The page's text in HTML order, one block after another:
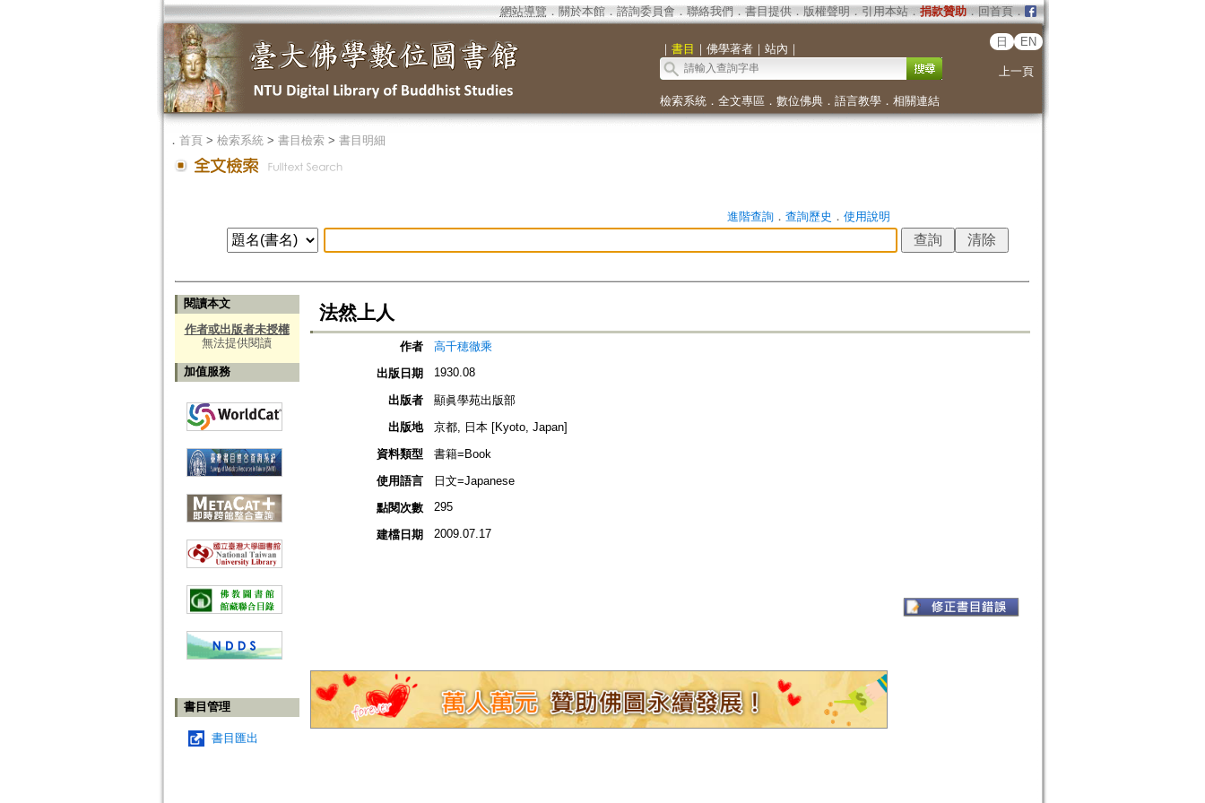
網站導覽 ． 關於本館． 諮詢委員會． 聯絡我們 ． 書目提供． 版權聲明 ． 引用本站． 捐款贊助．回首頁．
｜ 書目 ｜ 佛學著者｜ 站內 ｜
日 EN
上一頁
檢索系統． 全文專區 ． 數位佛典． 語言教學． 相關連結
． 首頁> 檢索系統> 書目檢索> 書目明細
進階查詢． 查詢歷史 ． 使用說明
閱讀本文
作者或出版者未授權
無法提供閱讀
加值服務
書目管理
書目匯出
法然上人
作者
高千穂徹乘
出版日期
1930.08
出版者
顯眞學苑出版部
出版地
京都, 日本 [Kyoto, Japan]
資料類型
書籍=Book
使用語言
日文=Japanese
點閱次數
295
建檔日期 2009.07.17